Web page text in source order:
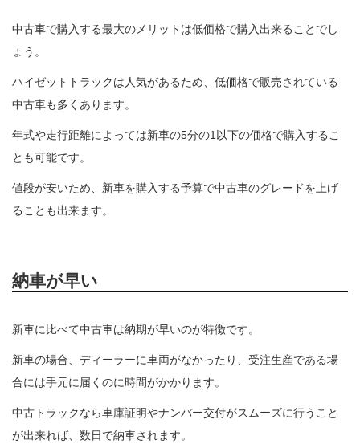
中古車で購入する最大のメリットは低価格で購入出来ることでし
ょう。
ハイゼットトラックは人気があるため、低価格で販売されている
中古車も多くあります。
年式や走行距離によっては新車の5分の1以下の価格で購入するこ
とも可能です。
値段が安いため、新車を購入する予算で中古車のグレードを上げ
ることも出来ます。
納車が早い
新車に比べて中古車は納期が早いのが特徴です。
新車の場合、ディーラーに車両がなかったり、受注生産である場
合には手元に届くのに時間がかかります。
中古トラックなら車庫証明やナンバー交付がスムーズに行うこと
が出来れば、数日で納車されます。